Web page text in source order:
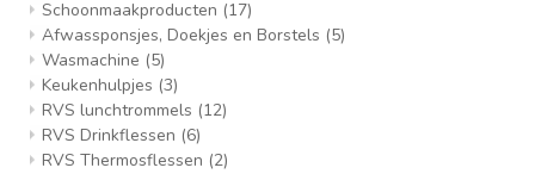
Schoonmaakproducten (17)
Afwassponsjes, Doekjes en Borstels (5)
Wasmachine (5)
Keukenhulpjes (3)
RVS lunchtrommels (12)
RVS Drinkflessen (6)
RVS Thermosflessen (2)